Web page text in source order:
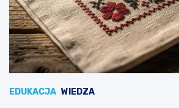
EDUKACJA WIEDZA